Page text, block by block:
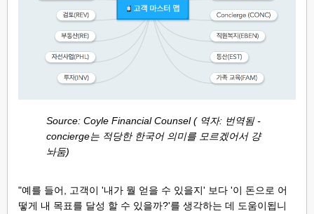
Source: Coyle Financial Counsel ( 역자: 번역됨 -
concierge는 적당한 한국어 의미를 모르겠어서 걍
놔둠)
"예를 들어, 고객이 '내가 뭘 얻을 수 있을지' 보다 '이 돈으로 어
떻게 내 목표를 달성 할 수 있을까?'를 생각하는 데 도움이됩니